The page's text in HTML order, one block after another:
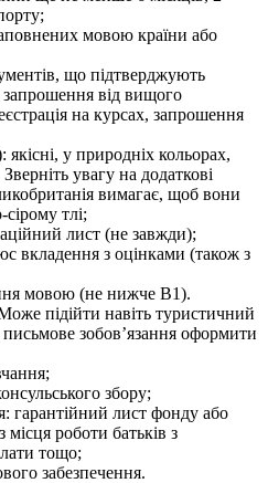
мовою країни або
що підтверджують
запрошення від вищого
на курсах, запрошення
у природніх кольорах,
увагу на додаткові
вимагає, щоб вони
сірому тлі;
лист (не завжди);
вкладення з оцінками (також з
мовою (не нижче В1).
підійти навіть туристичний
зобов’язання оформити
збору;
гарантійний лист фонду або
місця роботи батьків з
тощо;
забезпечення.